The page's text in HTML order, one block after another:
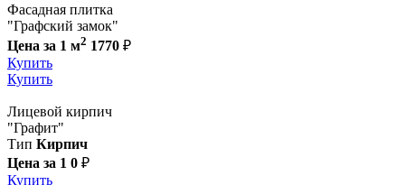
Фасадная плитка
"Графский замок"
Цена за 1 м2 1770 ₽
Купить
Купить
Лицевой кирпич
"Графит"
Тип Кирпич
Цена за 1 0 ₽
Купить